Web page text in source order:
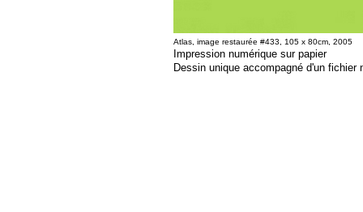
Atlas, image restaurée #433, 105 x 80cm, 2005
Impression numérique sur papier
Dessin unique accompagné d'un fichier